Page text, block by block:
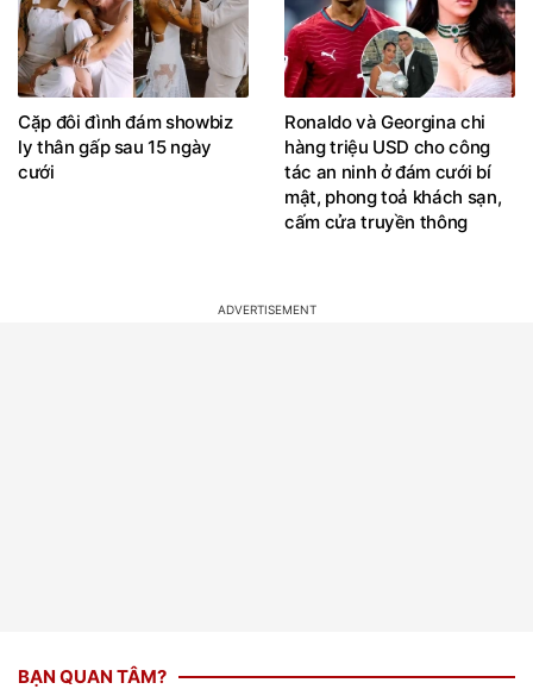
Cặp đôi đình đám showbiz
ly thân gấp sau 15 ngày
cưới
Ronaldo và Georgina chi
hàng triệu USD cho công
tác an ninh ở đám cưới bí
mật, phong toả khách sạn,
cấm cửa truyền thông
BẠN QUAN TÂM?